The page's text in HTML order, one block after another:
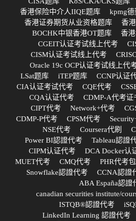
香港保险中介人IIQE题库
kpmg
香港证券期货从业资格题库
香
BOCHK中银香港OT题库
香
CGEIT认证考试线上代考
CISM认证考试线上代考
Oracle 19c OCP认证考试线上代
LSat题库
iTEP题库 CCNP认证
CIA认证考试代考
CQE代考
CQA认证代考
CDMP-A代考证
CIPT代考
Network+代考
CDMP-P代考
CPSM代考
NSE代考
Coursera代刷
Power BI認證代考
Tableau認證
CIPM认证代考
DCA Docker认
MUET代考
CMQ代考 PHR代考
Snowflake認證代考
CCNA認證
ABA España認證
canadian securities institute/
ISTQB®認證代考
LinkedIn Learning 認證代考